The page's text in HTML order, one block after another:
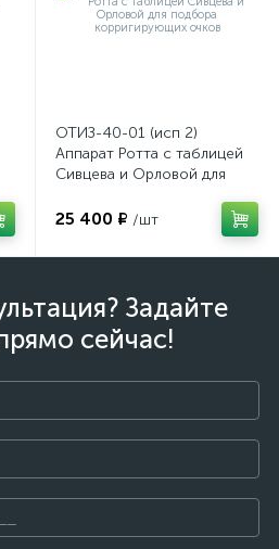
ОТИЗ-40-01 (исп 2)
Аппарат Ротта с таблицей
Сивцева и Орловой для
очков
25 400 ₽ /шт
Задайте
сейчас!